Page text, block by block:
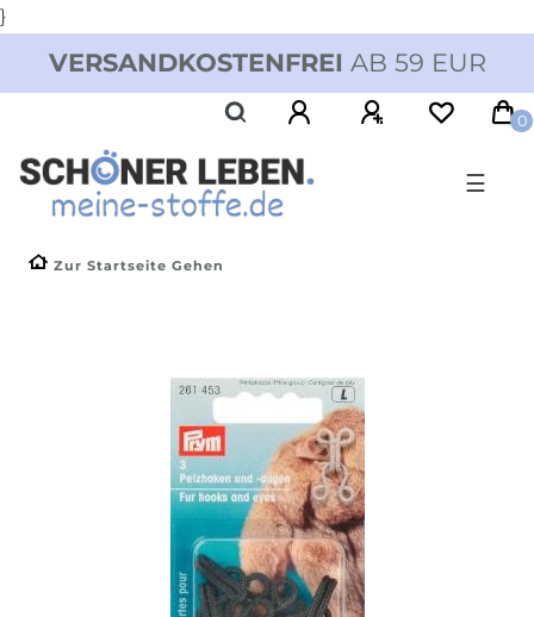
}
VERSANDKOSTENFREI AB 59 EUR
0
☰
Zur Startseite Gehen